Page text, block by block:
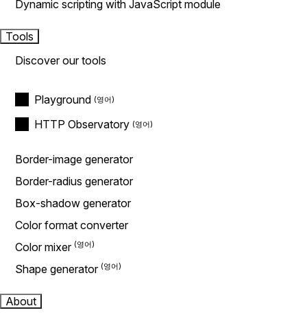
Dynamic scripting with JavaScript module
Tools
Discover our tools
Playground
HTTP Observatory
Border-image generator
Border-radius generator
Box-shadow generator
Color format converter
Color mixer
Shape generator
About